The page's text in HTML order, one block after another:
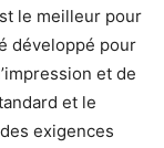
le meilleur pour
développé pour
et de
et le
exigences